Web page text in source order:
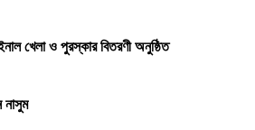
খেলা ও পুরস্কার বিতরণী অনুষ্ঠিত
নাসুম